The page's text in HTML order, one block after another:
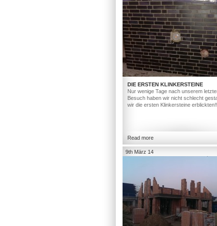
DIE ERSTEN KLINKERSTEINE
Nur wenige Tage nach unserem
Besuch haben wir nicht schlecht
wir die ersten Klinkersteine
Read more
9th März 14